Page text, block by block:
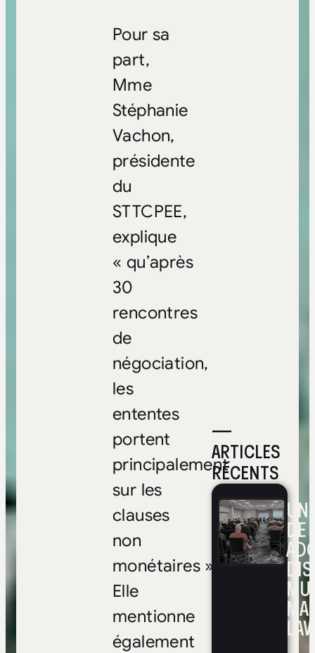
—
ARTICLES
RÉCENTS
DE
Pour sa
part,
Mme
Stéphanie
Vachon,
présidente
du
STTCPEE,
explique
« qu’après
30
rencontres
de
négociation,
les
ententes
portent
principalement
sur les
clauses
non
monétaires ».
Elle
mentionne
également